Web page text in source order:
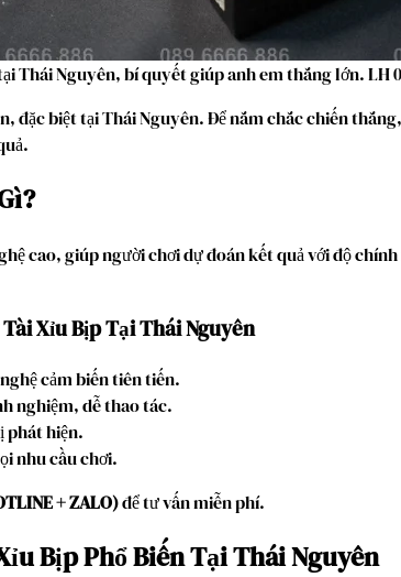
Thái Nguyên, bí quyết giúp anh em thắng lớn. LH
đặc biệt tại Thái Nguyên. Để nắm chắc chiến
cao, giúp người chơi dự đoán kết quả với độ
Xỉu Bịp Tại Thái Nguyên
cảm biến tiên tiến.
nghiệm, dễ thao tác.
phát hiện.
nhu cầu chơi.
+ ZALO)để tư vấn miễn phí.
Bịp Phổ Biến Tại Thái Nguyên